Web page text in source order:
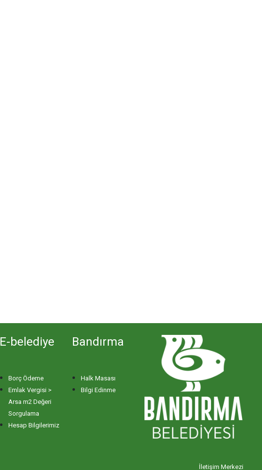
E-belediye
Borç Ödeme
Emlak Vergisi >
Arsa m2 Değeri
Sorgulama
Hesap Bilgilerimiz
Bandırma
Halk Masası
Bilgi Edinme
İletişim Merkezi